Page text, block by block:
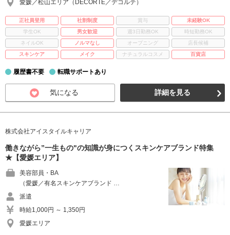
愛媛／松山エリア（DECORTE／デコルテ）
正社員登用 社割制度 賞与
未経験OK
学生OK
男女歓迎 週3日勤務OK
時短勤務OK
ネイルOK
ノルマなし オープニング
店長候補
スキンケア
メイク ナチュラルコスメ 百貨店
履歴書不要 転職サポートあり
気になる 詳細を見る
株式会社アイスタイルキャリア
働きながら”一生もの"の知識が身につくスキンケアブランド特集
★【愛媛エリア】
美容部員・BA
（愛媛／有名スキンケアブランド …
派遣
時給1,000円 ～ 1,350円
愛媛エリア